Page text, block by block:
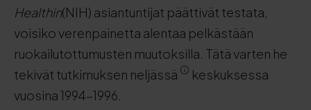
Healthin(NIH) asiantuntijat päättivät testata,
voisiko verenpainetta alentaa pelkästään
ruokailutottumusten muutoksilla. Tätä varten he
tekivät tutkimuksen neljässä
keskuksessa
vuosina 1994-1996.